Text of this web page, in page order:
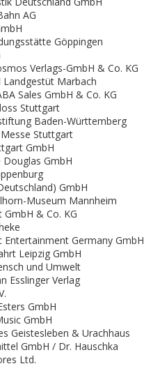
AG
Göppingen
Verlags-GmbH & Co. KG
Landgestüt Marbach
Sales GmbH & Co. KG
Stuttgart
Baden-Württemberg
Stuttgart
GmbH
GmbH
GmbH
Museum Mannheim
GmbH & Co. KG
Entertainment Germany GmbH
Leipzig GmbH
und Umwelt
Esslinger Verlag
GmbH
GmbH
Geistesleben & Urachhaus
GmbH / Dr. Hauschka
Ltd.